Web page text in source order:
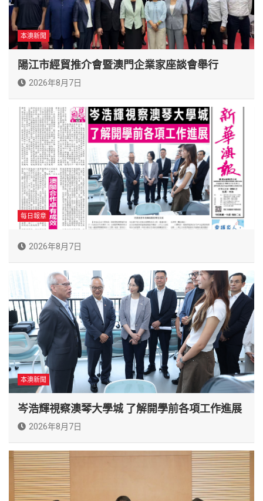
本澳新聞
陽江市經貿推介會暨澳門企業家座談會舉行
2026年8月7日
每日報章
2026年8月7日
本澳新聞
岑浩輝視察澳琴大學城 了解開學前各項工作進展
2026年8月7日